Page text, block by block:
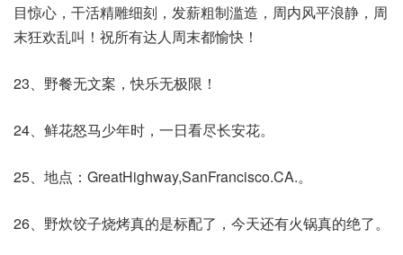
目惊心，干活精雕细刻，发薪粗制滥造，周内风平浪静，周
末狂欢乱叫！祝所有达人周末都愉快！
23、野餐无文案，快乐无极限！
24、鲜花怒马少年时，一日看尽长安花。
25、地点：GreatHighway,SanFrancisco.CA.。
26、野炊饺子烧烤真的是标配了，今天还有火锅真的绝了。